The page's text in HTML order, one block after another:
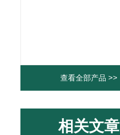
查看全部产品 >>
相关文章